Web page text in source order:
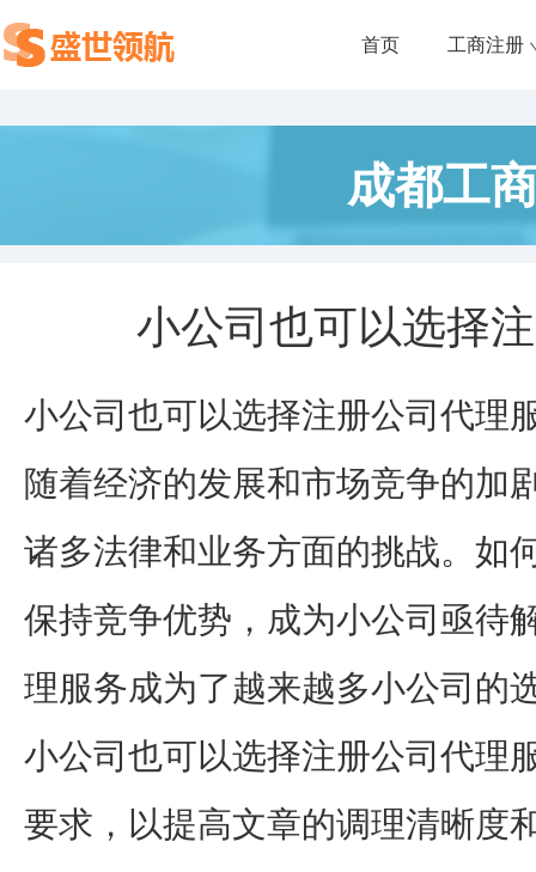
首页 工商注册
成都工
小公司也可以选择
小公司也可以选择注册公司代理
随着经济的发展和市场竞争的加
诸多法律和业务方面的挑战。如
保持竞争优势，成为小公司亟待
理服务成为了越来越多小公司的
小公司也可以选择注册公司代理
要求，以提高文章的调理清晰度